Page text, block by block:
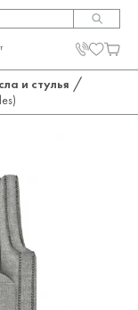
и стулья /